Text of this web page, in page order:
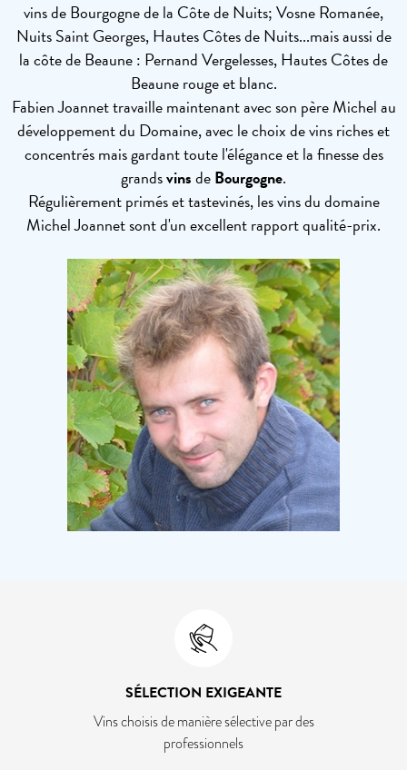
vins de Bourgogne de la Côte de Nuits; Vosne Romanée,
Nuits Saint Georges, Hautes Côtes de Nuits...mais aussi de
la côte de Beaune : Pernand Vergelesses, Hautes Côtes de
Beaune rouge et blanc.
Fabien Joannet travaille maintenant avec son père Michel au
développement du Domaine, avec le choix de vins riches et
concentrés mais gardant toute l'élégance et la finesse des
grandsvinsdeBourgogne.
Régulièrement primés et tastevinés, les vins du domaine
Michel Joannet sont d'un excellent rapport qualité-prix.
SÉLECTION EXIGEANTE
Vins choisis de manière sélective par des
professionnels